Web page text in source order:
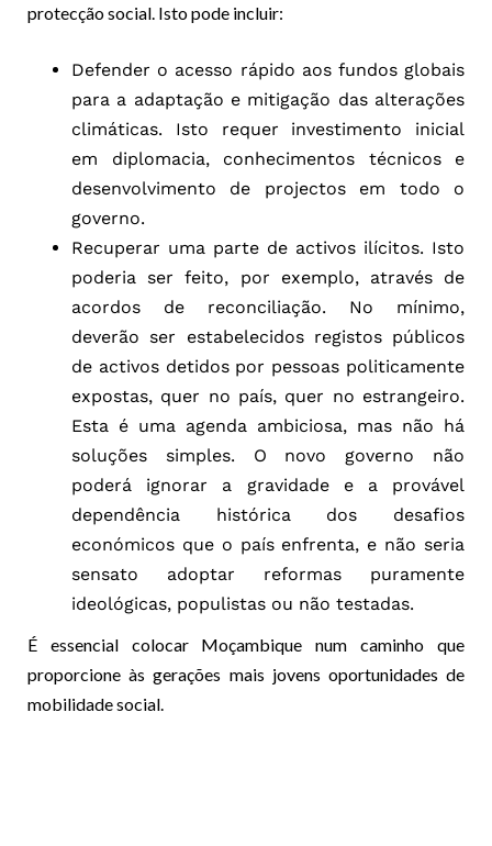
protecção social. Isto pode incluir:
Defender o acesso rápido aos fundos globais
para a adaptação e mitigação das alterações
climáticas. Isto requer investimento inicial
em diplomacia, conhecimentos técnicos e
desenvolvimento de projectos em todo o
governo.
Recuperar uma parte de activos ilícitos. Isto
poderia ser feito, por exemplo, através de
acordos de reconciliação. No mínimo,
deverão ser estabelecidos registos públicos
de activos detidos por pessoas politicamente
expostas, quer no país, quer no estrangeiro.
Esta é uma agenda ambiciosa, mas não há
soluções simples. O novo governo não
poderá ignorar a gravidade e a provável
dependência histórica dos desafios
económicos que o país enfrenta, e não seria
sensato adoptar reformas puramente
ideológicas, populistas ou não testadas.
É essencial colocar Moçambique num caminho que
proporcione às gerações mais jovens oportunidades de
mobilidade social.